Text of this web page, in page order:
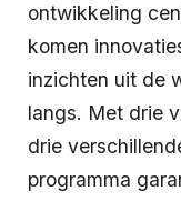
ontwikkeling
komen
inzichten uit de
langs. Met drie
drie
programma